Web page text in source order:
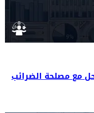
مع مصلحة الضرائب